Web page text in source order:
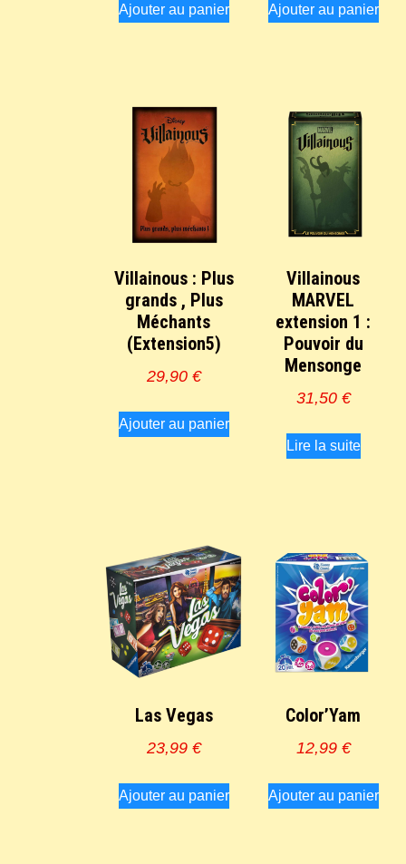
Ajouter au panier Ajouter au panier
Villainous : Plus
grands , Plus
Méchants
(Extension5)
29,90 €
Ajouter au panier
Villainous
MARVEL
extension 1 :
Pouvoir du
Mensonge
31,50 €
Lire la suite
Las Vegas
23,99 €
Ajouter au panier
Color’Yam
12,99 €
Ajouter au panier